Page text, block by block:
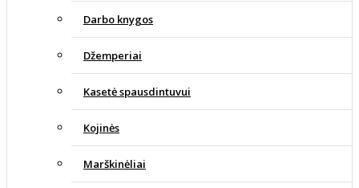
Darbo knygos
Džemperiai
Kasetė spausdintuvui
Kojinės
Marškinėliai